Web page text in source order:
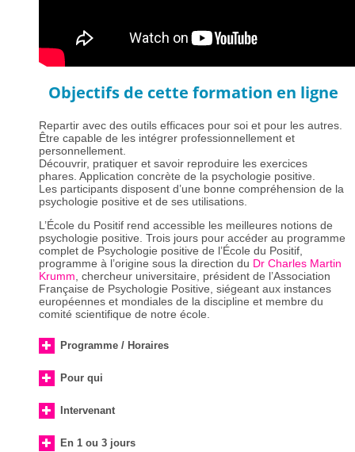
Objectifs de cette formation en ligne
Repartir avec des outils efficaces pour soi et pour les autres.
Être capable de les intégrer professionnellement et
personnellement.
Découvrir, pratiquer et savoir reproduire les exercices
phares. Application concrète de la psychologie positive.
Les participants disposent d’une bonne compréhension de la
psychologie positive et de ses utilisations.
L’École du Positif rend accessible les meilleures notions de
psychologie positive. Trois jours pour accéder au programme
complet de Psychologie positive de l’École du Positif,
programme à l’origine sous la direction du Dr Charles Martin
Krumm , chercheur universitaire, président de l’Association
Française de Psychologie Positive, siégeant aux instances
européennes et mondiales de la discipline et membre du
comité scientifique de notre école.
Programme / Horaires
Pour qui
Intervenant
En 1 ou 3 jours